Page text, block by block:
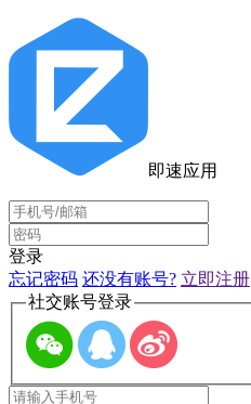
即速应用
登录
忘记密码 还没有账号? 立即注册
社交账号登录